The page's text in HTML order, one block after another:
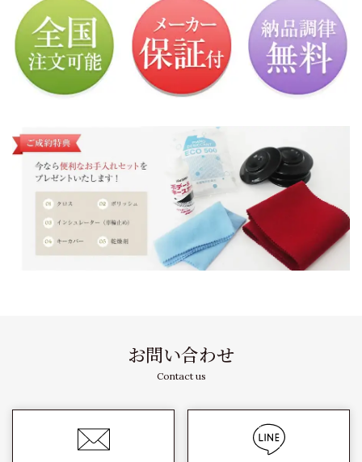
お問い合わせ
Contact us